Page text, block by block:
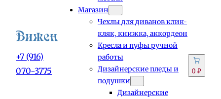
+7 (916)
070-3775
Магазин
Чехлы для диванов клик-
кляк, книжка, аккордеон
Кресла и пуфы ручной
работы
Дизайнерские пледы и
подушки
Дизайнерские
0 ₽